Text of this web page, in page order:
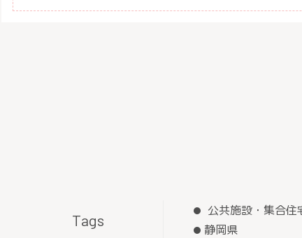
Tags
公共施設・集合住
静岡県